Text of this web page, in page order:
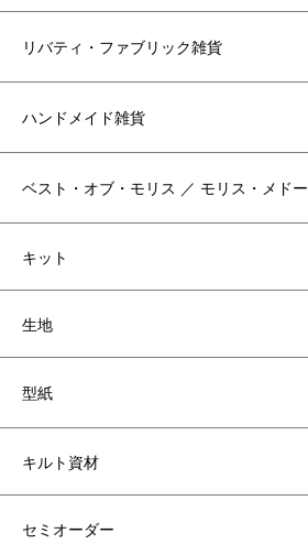
リバティ・ファブリック雑貨
ハンドメイド雑貨
ベスト・オブ・モリス ／ モリス・メドー
キット
生地
型紙
キルト資材
セミオーダー